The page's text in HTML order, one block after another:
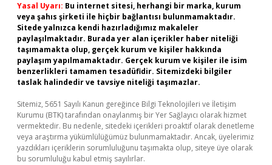
Yasal Uyarı: Bu internet sitesi, herhangi bir marka, kurum
veya şahıs şirketi ile hiçbir bağlantısı bulunmamaktadır.
Sitede yalnızca kendi hazırladığımız makaleler
paylaşılmaktadır. Burada yer alan içerikler haber niteliği
taşımamakta olup, gerçek kurum ve kişiler hakkında
paylaşım yapılmamaktadır. Gerçek kurum ve kişiler ile isim
benzerlikleri tamamen tesadüfidir. Sitemizdeki bilgiler
taslak halindedir ve tavsiye niteliği taşımazlar.
Sitemiz, 5651 Sayılı Kanun gereğince Bilgi Teknolojileri ve İletişim
Kurumu (BTK) tarafından onaylanmış bir Yer Sağlayıcı olarak hizmet
vermektedir. Bu nedenle, sitedeki içerikleri proaktif olarak denetleme
veya araştırma yükümlülüğümüz bulunmamaktadır. Ancak, üyelerimiz
yazdıkları içeriklerin sorumluluğunu taşımakta olup, siteye üye olarak
bu sorumluluğu kabul etmiş sayılırlar.